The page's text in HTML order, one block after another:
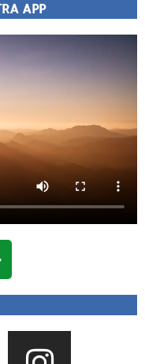
APP